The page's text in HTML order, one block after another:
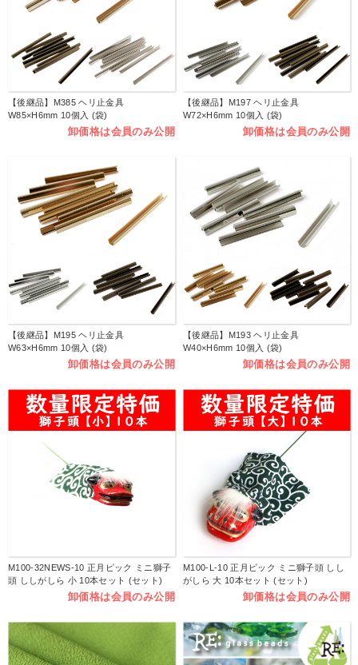
【後継品】M385 ヘリ止金具
W85×H6mm 10個入 (袋)
卸価格は会員のみ公開
【後継品】M197 ヘリ止金具
W72×H6mm 10個入 (袋)
卸価格は会員のみ公開
【後継品】M195 ヘリ止金具
W63×H6mm 10個入 (袋)
卸価格は会員のみ公開
【後継品】M193 ヘリ止金具
W40×H6mm 10個入 (袋)
卸価格は会員のみ公開
M100-32NEWS-10 正月ピック ミニ獅子
頭 ししがしら 小 10本セット (セット)
卸価格は会員のみ公開
M100-L-10 正月ピック ミニ獅子頭 しし
がしら 大 10本セット (セット)
卸価格は会員のみ公開